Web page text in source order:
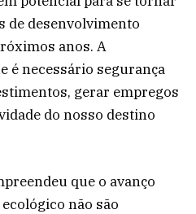
de desenvolvimento
anos. A
é necessário segurança
gerar empregos
do nosso destino
que o avanço
não são